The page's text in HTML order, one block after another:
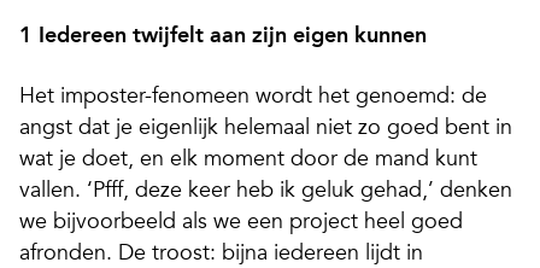
1 Iedereen twijfelt aan zijn eigen kunnen
Het imposter-fenomeen wordt het genoemd: de
angst dat je eigenlijk helemaal niet zo goed bent in
wat je doet, en elk moment door de mand kunt
vallen. ‘Pfff, deze keer heb ik geluk gehad,’ denken
we bijvoorbeeld als we een project heel goed
afronden. De troost: bijna iedereen lijdt in